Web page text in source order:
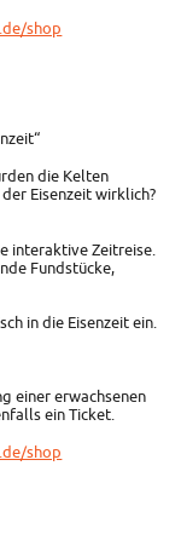
shop
die Kelten
Eisenzeit wirklich?
interaktive Zeitreise.
Fundstücke,
in die Eisenzeit ein.
einer erwachsenen
ein Ticket.
shop